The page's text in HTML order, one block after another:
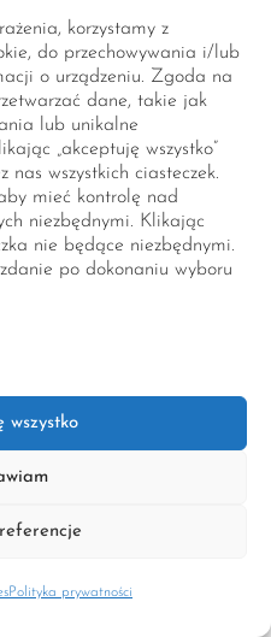
korzystamy z
do przechowywania i/lub
o urządzeniu. Zgoda na
dane, takie jak
lub unikalne
„akceptuję wszystko”
nas wszystkich ciasteczek.
mieć kontrolę nad
niezbędnymi. Klikając
nie będące niezbędnymi.
po dokonaniu wyboru
wszystko
Polityka prywatności
konsumpcyjny nie
ani nie
kupującego
niezgodności towaru
gwarancja jest
przypadku, gdy Klient
z jej
stylizacji lub
o